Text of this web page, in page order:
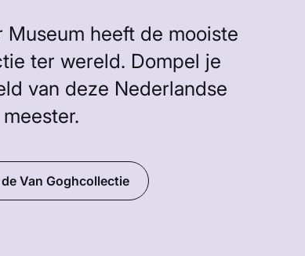
heeft de mooiste
ter wereld. Dompel je
van deze Nederlandse
meester.
Van Goghcollectie